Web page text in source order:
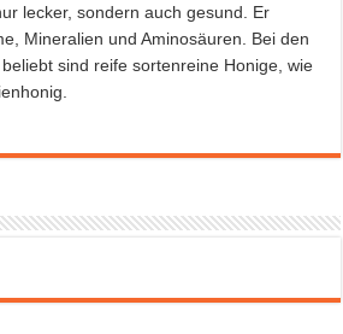
lecker, sondern auch gesund. Er
Mineralien und Aminosäuren. Bei den
sind reife sortenreine Honige, wie